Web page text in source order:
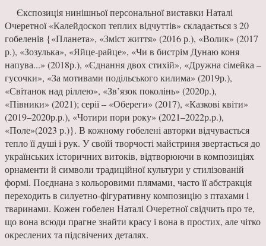
Єкспозиція нинішньої персональної виставки Наталі
Очеретної «Калейдоскоп теплих відчуттів» складається з 20
гобеленів {«Планета», «Зміст життя» (2016 р.), «Волик» (2017
р.), «Зозулька», «Яйце-райце», «Чи в бистрім Дунаю коня
напува...» (2018р.), «Єднання двох стихій», «Дружна сімейка –
гусочки», «За мотивами подільського килима» (2019р.),
«Світанок над ріллею», «Зв’язок поколінь» (2020р.),
«Півники» (2021); серії – «Обереги» (2017), «Казкові квіти»
(2019–2020р.р.), «Чотири пори року» (2021–2022р.р.),
«Поле»(2023 р.)}. В кожному гобелені авторки відчувається
тепло її душі і рук. У своїй творчості майстриня звертається до
українських історичних витоків, відтворюючи в композиціях
орнаменти й символи традиційної культури у стилізованій
формі. Поєднана з кольоровими плямами, часто її абстракція
переходить в силуетно-фігуративну композицію з птахами і
тваринами. Кожен гобелен Наталі Очеретної свідчить про те,
що вона всюди прагне знайти красу і вона в простих, але чітко
окреслених та підсвічених деталях.